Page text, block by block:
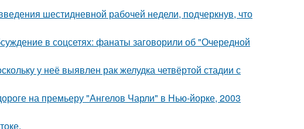
шестидневной рабочей недели, подчеркнув, что
в соцсетях: фанаты заговорили об "Очередной
у неё выявлен рак желудка четвёртой стадии с
на премьеру "Ангелов Чарли" в Нью-йорке, 2003